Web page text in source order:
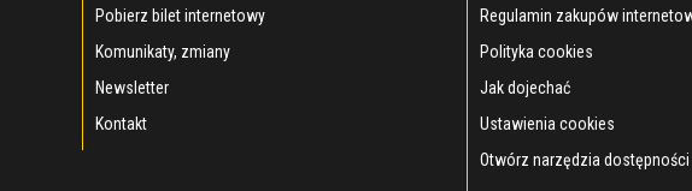
Pobierz bilet internetowy
Komunikaty, zmiany
Newsletter
Kontakt
Regulamin zakupów
Polityka cookies
Jak dojechać
Ustawienia cookies
Otwórz narzędzia dostępności